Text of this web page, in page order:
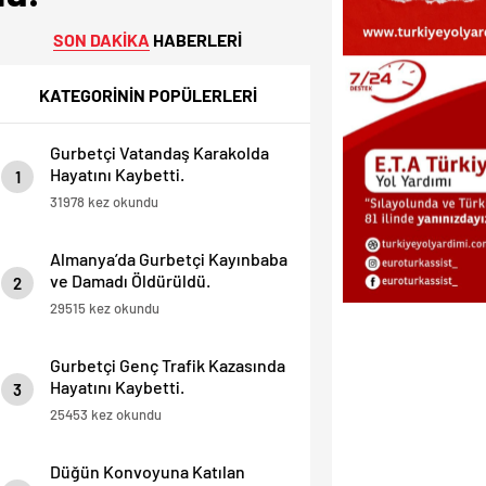
SON DAKİKA HABERLERİ
KATEGORİNİN POPÜLERLERİ
1
Gurbetçi Vatandaş Karakolda
Hayatını Kaybetti.
31978 kez okundu
2
Almanya’da Gurbetçi Kayınbaba
ve Damadı Öldürüldü.
29515 kez okundu
3
Gurbetçi Genç Trafik Kazasında
Hayatını Kaybetti.
25453 kez okundu
Düğün Konvoyuna Katılan